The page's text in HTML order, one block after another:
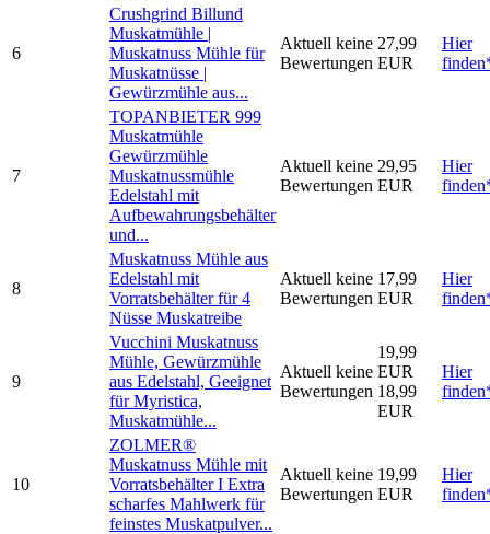
6
Crushgrind Billund
Muskatmühle |
Muskatnuss Mühle für
Muskatnüsse |
Gewürzmühle aus...
Aktuell keine
Bewertungen
27,99
EUR
Hier
7
TOPANBIETER 999
Muskatmühle
Gewürzmühle
Muskatnussmühle
Edelstahl mit
Aufbewahrungsbehälter
und...
Aktuell keine
Bewertungen
29,95
EUR
Hier
8
Muskatnuss Mühle aus
Edelstahl mit
Vorratsbehälter für 4
Nüsse Muskatreibe
Aktuell keine
Bewertungen
17,99
EUR
Hier
9
Vucchini Muskatnuss
Mühle, Gewürzmühle
aus Edelstahl, Geeignet
für Myristica,
Muskatmühle...
Aktuell keine
Bewertungen
19,99
EUR
18,99
EUR
Hier
10
ZOLMER®
Muskatnuss Mühle mit
Vorratsbehälter I Extra
scharfes Mahlwerk für
feinstes Muskatpulver...
Aktuell keine
Bewertungen
19,99
EUR
Hier